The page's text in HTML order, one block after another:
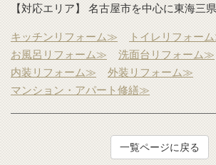
【対応エリア】 名古屋市を中心に東海三県
キッチンリフォーム≫
トイレリフォー
お風呂リフォーム≫
洗面台リフォーム≫
内装リフォーム≫
外装リフォーム≫
マンション・アパート修繕≫
一覧ページに戻る